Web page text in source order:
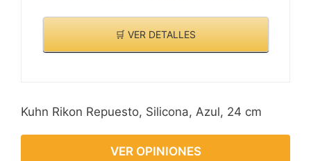
🛒 VER DETALLES
Kuhn Rikon Repuesto, Silicona, Azul, 24 cm
VER OPINIONES